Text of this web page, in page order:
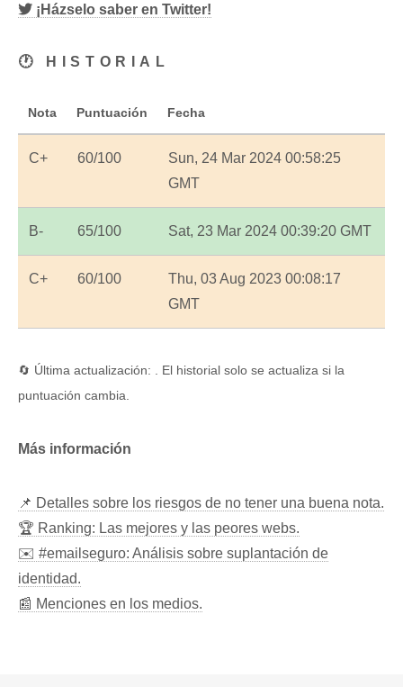
¡Házselo saber en Twitter!
🕐 HISTORIAL
Nota Puntuación Fecha
C+ 60/100
Sun, 24 Mar 2024 00:58:25
GMT
B- 65/100 Sat, 23 Mar 2024 00:39:20 GMT
C+ 60/100
Thu, 03 Aug 2023 00:08:17
GMT
🔄 Última actualización: . El historial solo se actualiza si la
puntuación cambia.
Más información
📌 Detalles sobre los riesgos de no tener una buena nota.
🏆 Ranking: Las mejores y las peores webs.
✉️ #emailseguro: Análisis sobre suplantación de
identidad.
📰 Menciones en los medios.